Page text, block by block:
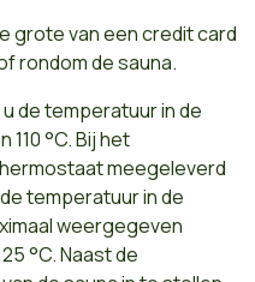
grote van een credit card
rondom de sauna.
de temperatuur in de
°C. Bij het
meegeleverd
temperatuur in de
weergegeven
°C. Naast de